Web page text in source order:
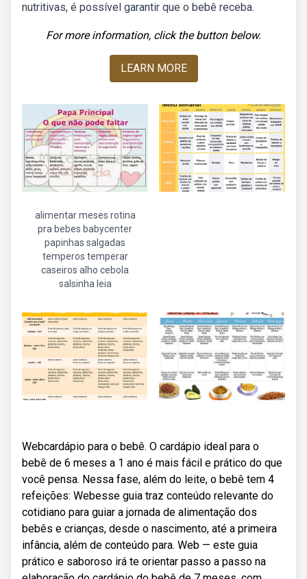
nutritivas, é possível garantir que o bebê receba.
For more information, click the button below.
LEARN MORE
alimentar meses rotina
pra bebes babycenter
papinhas salgadas
temperos temperar
caseiros alho cebola
salsinha leia
Webcardápio para o bebê. O cardápio ideal para o
bebê de 6 meses a 1 ano é mais fácil e prático do que
você pensa. Nessa fase, além do leite, o bebê tem 4
refeições: Webesse guia traz conteúdo relevante do
cotidiano para guiar a jornada de alimentação dos
bebês e crianças, desde o nascimento, até a primeira
infância, além de conteúdo para. Web — este guia
prático e saboroso irá te orientar passo a passo na